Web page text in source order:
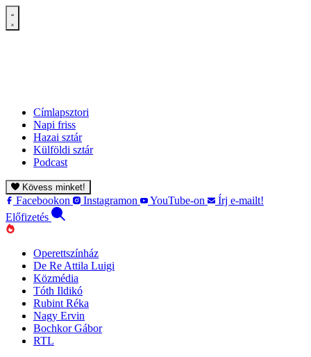
Címlapsztori
Napi friss
Hazai sztár
Külföldi sztár
Podcast
Kövess minket!
Facebookon Instagramon YouTube-on
Írj e-mailt!
Előfizetés
Operettszínház
De Re Attila Luigi
Közmédia
Tóth Ildikó
Rubint Réka
Nagy Ervin
Bochkor Gábor
RTL